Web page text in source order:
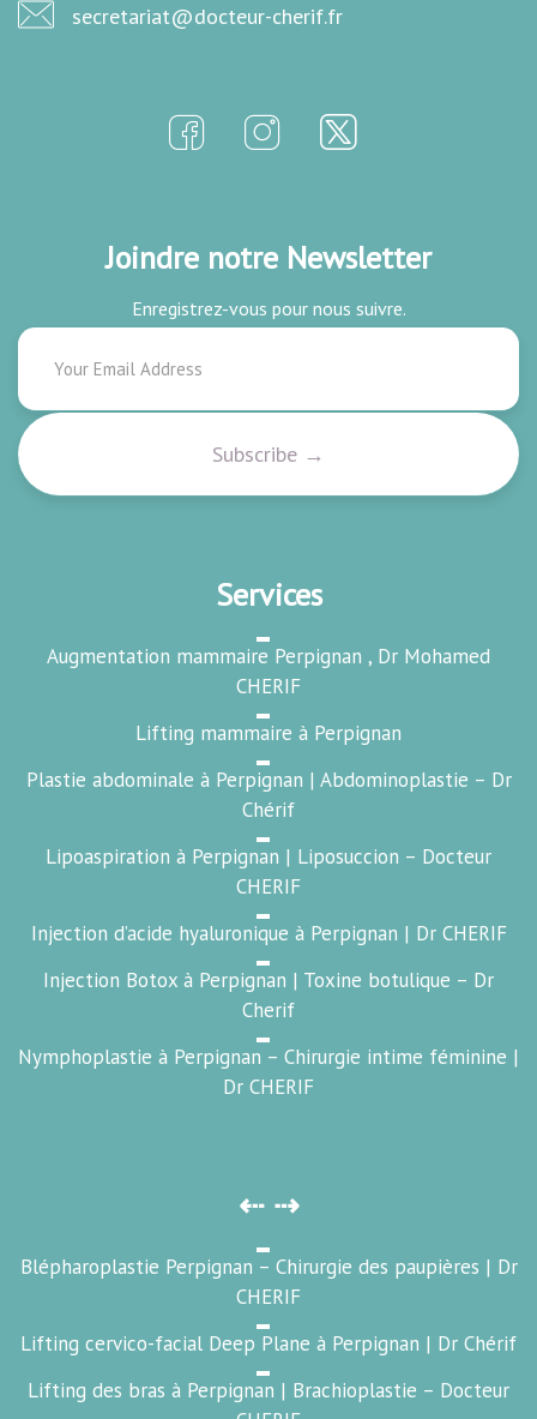
secretariat@docteur-cherif.fr
Joindre notre Newsletter
Enregistrez-vous pour nous suivre.
Services
Augmentation mammaire Perpignan , Dr Mohamed
CHERIF
Lifting mammaire à Perpignan
Plastie abdominale à Perpignan | Abdominoplastie – Dr
Chérif
Lipoaspiration à Perpignan | Liposuccion – Docteur
CHERIF
Injection d’acide hyaluronique à Perpignan | Dr CHERIF
Injection Botox à Perpignan | Toxine botulique – Dr
Cherif
Nymphoplastie à Perpignan – Chirurgie intime féminine |
Dr CHERIF
⇠ ⇢
Blépharoplastie Perpignan – Chirurgie des paupières | Dr
CHERIF
Lifting cervico-facial Deep Plane à Perpignan | Dr Chérif
Lifting des bras à Perpignan | Brachioplastie – Docteur